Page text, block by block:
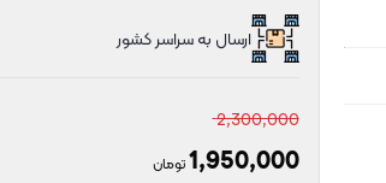
ارسال به سراسر کشور
2,300,000
1,950,000تومان